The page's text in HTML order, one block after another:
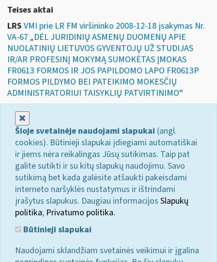
Teises aktai
LRS VMI prie LR FM viršininko 2008-12-18 įsakymas Nr.
VA-67 „DĖL JURIDINIŲ ASMENŲ DUOMENŲ APIE
NUOLATINIŲ LIETUVOS GYVENTOJŲ UŽ STUDIJAS
IR/AR PROFESINĮ MOKYMĄ SUMOKĖTAS ĮMOKAS
FR0613 FORMOS IR JOS PAPILDOMO LAPO FR0613P
FORMOS PILDYMO BEI PATEIKIMO MOKESČIŲ
ADMINISTRATORIUI TAISYKLIŲ PATVIRTINIMO“
Šioje svetainėje naudojami slapukai (angl.
cookies). Būtinieji slapukai įdiegiami automatiškai
ir jiems nėra reikalingas Jūsų sutikimas. Taip pat
galite sutikti ir su kitų slapukų naudojimu. Savo
sutikimą bet kada galėsite atšaukti pakeisdami
interneto naršyklės nustatymus ir ištrindami
įrašytus slapukus. Daugiau informacijos Slapukų
politika; Privatumo politika.
Būtinieji slapukai
Naudojami sklandžiam svetainės veikimui ir įgalina